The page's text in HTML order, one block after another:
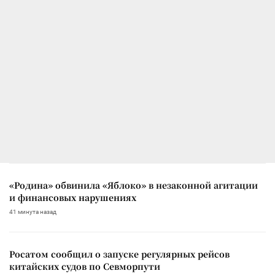
«Родина» обвинила «Яблоко» в незаконной агитации
и финансовых нарушениях
41 минута назад
Росатом сообщил о запуске регулярных рейсов
китайских судов по Севморпути